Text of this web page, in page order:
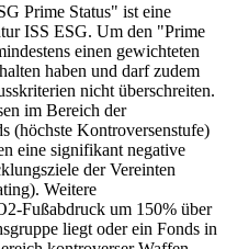
Prime Status" ist eine
ISS ESG. Um den "Prime
einen gewichteten
haben und darf zudem
nicht überschreiten.
im Bereich der
(höchste Kontroversenstufe)
eine signifikant negative
der Vereinten
Weitere
Fußabdruck um 150% über
liegt oder ein Fonds in